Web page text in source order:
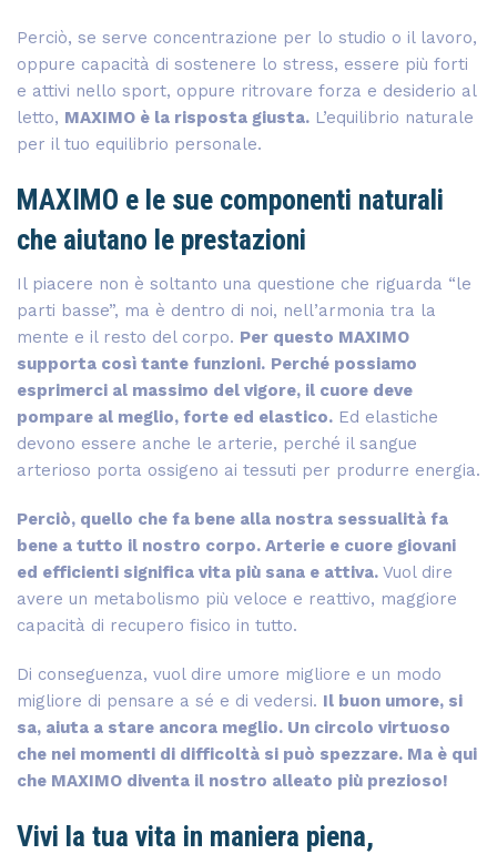
Perciò, se serve concentrazione per lo studio o il lavoro,
oppure capacità di sostenere lo stress, essere più forti
e attivi nello sport, oppure ritrovare forza e desiderio al
letto, MAXIMO è la risposta giusta. L’equilibrio naturale
per il tuo equilibrio personale.
MAXIMO e le sue componenti naturali
che aiutano le prestazioni
Il piacere non è soltanto una questione che riguarda “le
parti basse”, ma è dentro di noi, nell’armonia tra la
mente e il resto del corpo. Per questo MAXIMO
supporta così tante funzioni. Perché possiamo
esprimerci al massimo del vigore, il cuore deve
pompare al meglio, forte ed elastico. Ed elastiche
devono essere anche le arterie, perché il sangue
arterioso porta ossigeno ai tessuti per produrre energia.
Perciò, quello che fa bene alla nostra sessualità fa
bene a tutto il nostro corpo. Arterie e cuore giovani
ed efficienti significa vita più sana e attiva. Vuol dire
avere un metabolismo più veloce e reattivo, maggiore
capacità di recupero fisico in tutto.
Di conseguenza, vuol dire umore migliore e un modo
migliore di pensare a sé e di vedersi. Il buon umore, si
sa, aiuta a stare ancora meglio. Un circolo virtuoso
che nei momenti di difficoltà si può spezzare. Ma è qui
che MAXIMO diventa il nostro alleato più prezioso!
Vivi la tua vita in maniera piena,